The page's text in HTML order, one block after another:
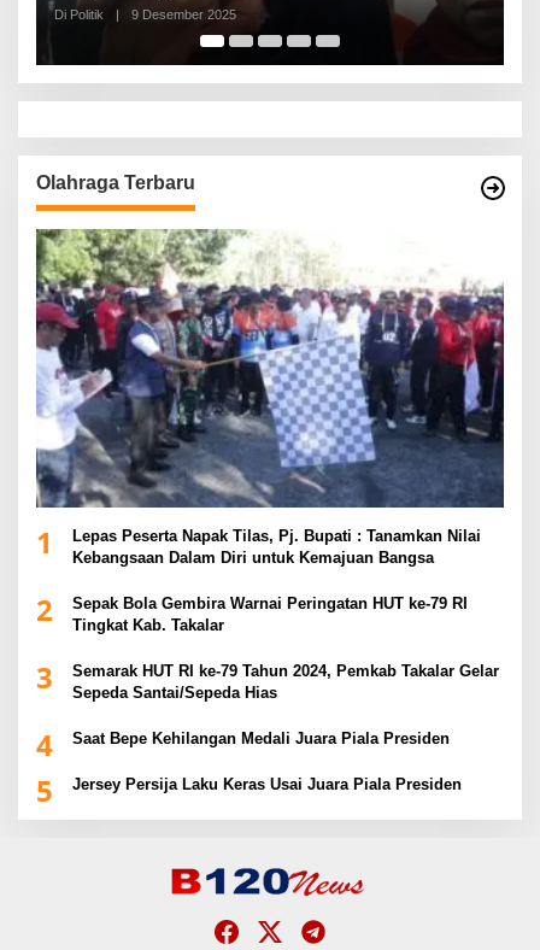
Di Politik 9 Desember 2025
Olahraga Terbaru
1
Lepas Peserta Napak Tilas, Pj. Bupati : Tanamkan Nilai
Kebangsaan Dalam Diri untuk Kemajuan Bangsa
2
Sepak Bola Gembira Warnai Peringatan HUT ke-79 RI
Tingkat Kab. Takalar
3
Semarak HUT RI ke-79 Tahun 2024, Pemkab Takalar Gelar
Sepeda Santai/Sepeda Hias
4 Saat Bepe Kehilangan Medali Juara Piala Presiden
5 Jersey Persija Laku Keras Usai Juara Piala Presiden